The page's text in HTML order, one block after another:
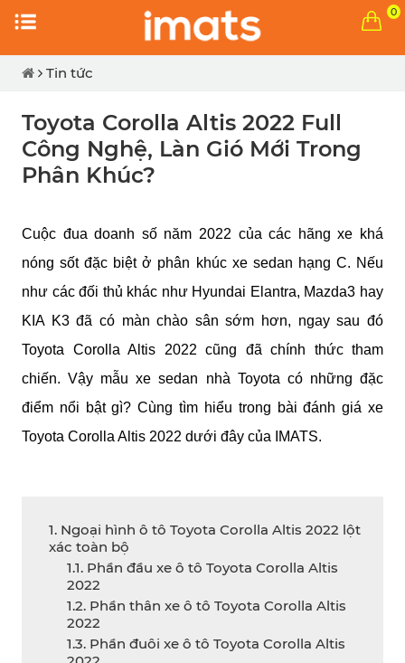
0
Tin tức
Toyota Corolla Altis 2022 Full
Công Nghệ, Làn Gió Mới Trong
Phân Khúc?
Cuộc đua doanh số năm 2022 của các hãng xe khá
nóng sốt đặc biệt ở phân khúc xe sedan hạng C. Nếu
như các đối thủ khác như Hyundai Elantra, Mazda3 hay
KIA K3 đã có màn chào sân sớm hơn, ngay sau đó
Toyota Corolla Altis 2022 cũng đã chính thức tham
chiến. Vậy mẫu xe sedan nhà Toyota có những đặc
điểm nổi bật gì? Cùng tìm hiểu trong bài đánh giá xe
Toyota Corolla Altis 2022 dưới đây của IMATS.
1. Ngoại hình ô tô Toyota Corolla Altis 2022 lột
xác toàn bộ
1.1. Phần đầu xe ô tô Toyota Corolla Altis
2022
1.2. Phần thân xe ô tô Toyota Corolla Altis
2022
1.3. Phần đuôi xe ô tô Toyota Corolla Altis